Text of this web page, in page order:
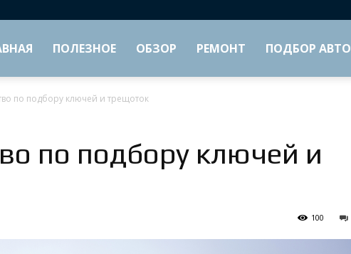
ПОЛЕЗНОЕ ОБЗОР РЕМОНТ ПОДБОР АВТО
по подбору ключей и трещоток
по подбору ключей и
100